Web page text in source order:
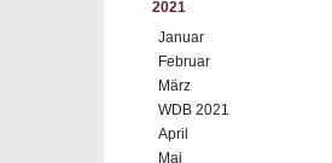
2021
Januar
Februar
März
WDB 2021
April
Mai